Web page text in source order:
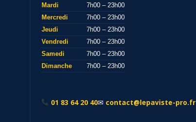
Mardi
7h00 – 23h00
Mercredi
7h00 – 23h00
Jeudi
7h00 – 23h00
Vendredi
7h00 – 23h00
Samedi
7h00 – 23h00
Dimanche
7h00 – 23h00
01 83 64 20 40✉ contact@lepaviste-pro.fr